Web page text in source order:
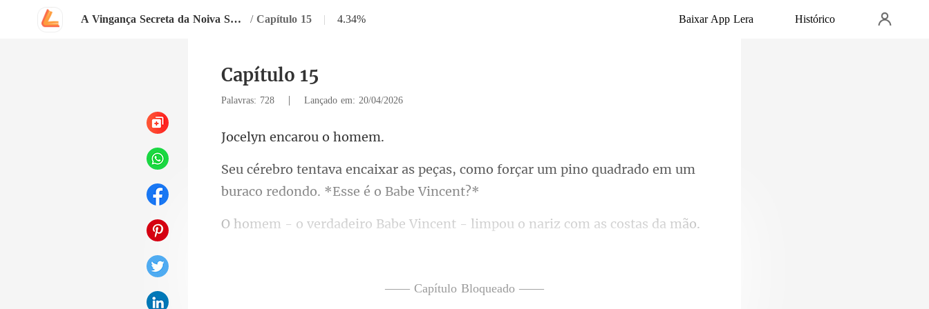
A Vingança Secreta da Noiva Substituta Bilionária / Capítulo 15 | 4.34% Baixar App Lera Histórico
Capítulo 15
Palavras: 728 | Lançado em: 20/04/2026
encarou
como forçar um pino quadrado em um
bu
m as costas da mão.
—— Capítulo Bloqueado ——